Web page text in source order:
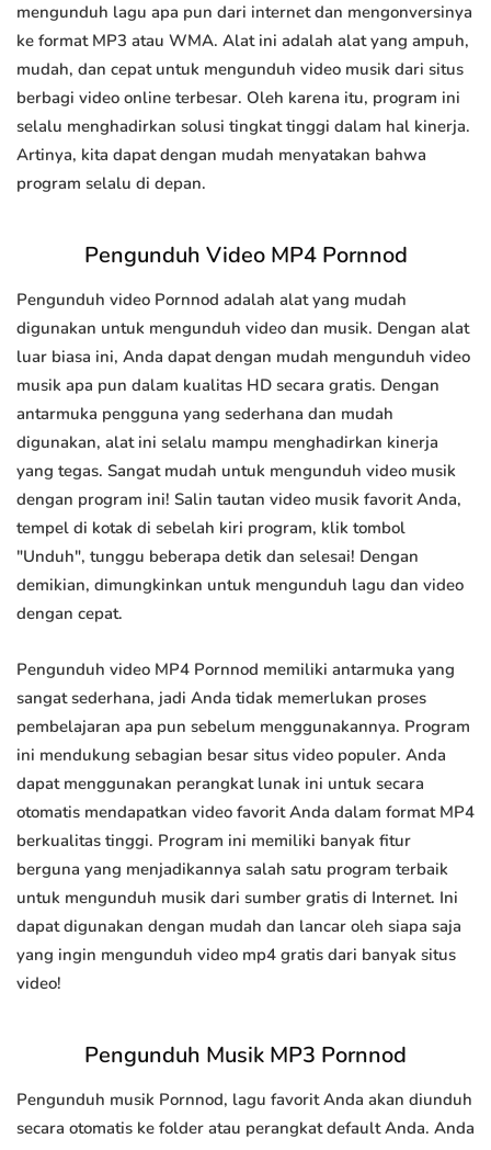
mengunduh lagu apa pun dari internet dan mengonversinya
ke format MP3 atau WMA. Alat ini adalah alat yang ampuh,
mudah, dan cepat untuk mengunduh video musik dari situs
berbagi video online terbesar. Oleh karena itu, program ini
selalu menghadirkan solusi tingkat tinggi dalam hal kinerja.
Artinya, kita dapat dengan mudah menyatakan bahwa
program selalu di depan.
Pengunduh Video MP4 Pornnod
Pengunduh video Pornnod adalah alat yang mudah
digunakan untuk mengunduh video dan musik. Dengan alat
luar biasa ini, Anda dapat dengan mudah mengunduh video
musik apa pun dalam kualitas HD secara gratis. Dengan
antarmuka pengguna yang sederhana dan mudah
digunakan, alat ini selalu mampu menghadirkan kinerja
yang tegas. Sangat mudah untuk mengunduh video musik
dengan program ini! Salin tautan video musik favorit Anda,
tempel di kotak di sebelah kiri program, klik tombol
"Unduh", tunggu beberapa detik dan selesai! Dengan
demikian, dimungkinkan untuk mengunduh lagu dan video
dengan cepat.
Pengunduh video MP4 Pornnod memiliki antarmuka yang
sangat sederhana, jadi Anda tidak memerlukan proses
pembelajaran apa pun sebelum menggunakannya. Program
ini mendukung sebagian besar situs video populer. Anda
dapat menggunakan perangkat lunak ini untuk secara
otomatis mendapatkan video favorit Anda dalam format MP4
berkualitas tinggi. Program ini memiliki banyak fitur
berguna yang menjadikannya salah satu program terbaik
untuk mengunduh musik dari sumber gratis di Internet. Ini
dapat digunakan dengan mudah dan lancar oleh siapa saja
yang ingin mengunduh video mp4 gratis dari banyak situs
video!
Pengunduh Musik MP3 Pornnod
Pengunduh musik Pornnod, lagu favorit Anda akan diunduh
secara otomatis ke folder atau perangkat default Anda. Anda